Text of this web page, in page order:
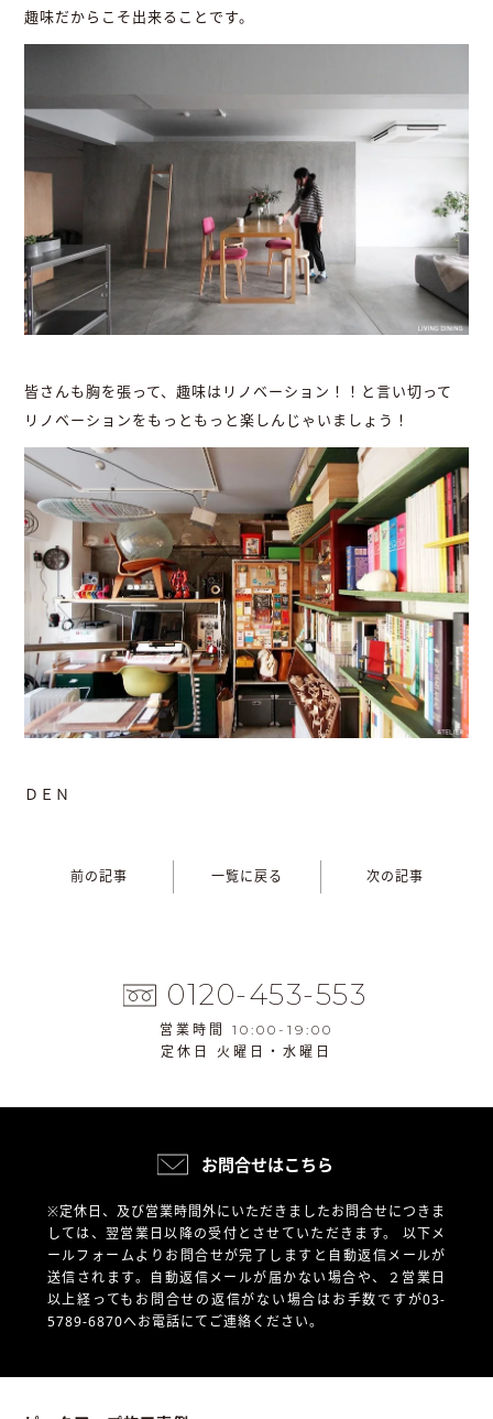
趣味だからこそ出来ることです。
皆さんも胸を張って、趣味はリノベーション！！と言い切って
リノベーションをもっともっと楽しんじゃいましょう！
ＤＥＮ
前の記事 一覧に戻る 次の記事
0120-453-553
営業時間 10:00-19:00
定休日 火曜日・水曜日
お問合せはこちら
※定休日、及び営業時間外にいただきましたお問合せにつきま
しては、翌営業日以降の受付とさせていただきます。 以下メ
ールフォームよりお問合せが完了しますと自動返信メールが
送信されます。自動返信メールが届かない場合や、
２営業日
以上経ってもお問合せの返信がない場合はお手数ですが03-
5789-6870へお電話にてご連絡ください。